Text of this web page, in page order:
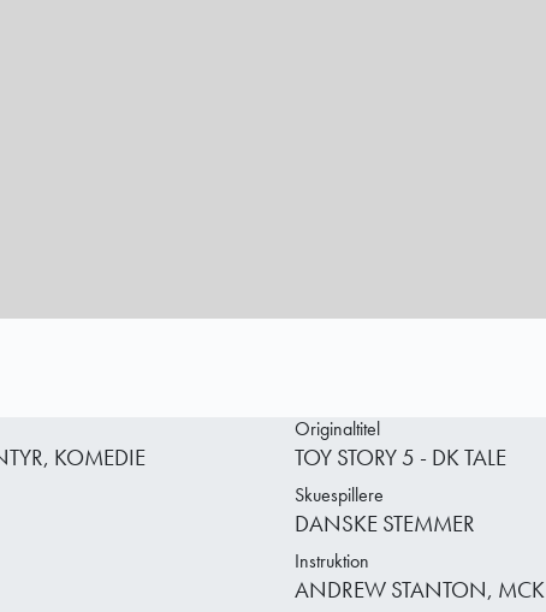
KOMEDIE
Originaltitel
TOY STORY 5 - DK TALE
Skuespillere
DANSKE STEMMER
Instruktion
ANDREW STANTON,